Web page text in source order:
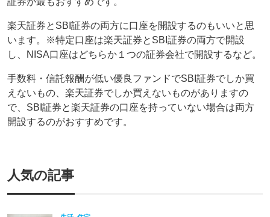
楽天証券とSBI証券の両方に口座を開設するのもいいと思
います。※特定口座は楽天証券とSBI証券の両方で開設
し、NISA口座はどちらか１つの証券会社で開設するなど。
手数料・信託報酬が低い優良ファンドでSBI証券でしか買
えないもの、楽天証券でしか買えないものがありますの
で、SBI証券と楽天証券の口座を持っていない場合は両方
開設するのがおすすめです。
人気の記事